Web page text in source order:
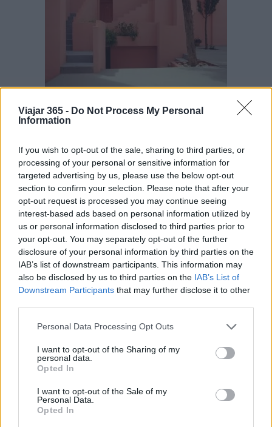
Viajar 365 - Do Not Process My Personal
Information
If you wish to opt-out of the sale, sharing to third parties, or
processing of your personal or sensitive information for
targeted advertising by us, please use the below opt-out
section to confirm your selection. Please note that after your
opt-out request is processed you may continue seeing
interest-based ads based on personal information utilized by
us or personal information disclosed to third parties prior to
your opt-out. You may separately opt-out of the further
disclosure of your personal information by third parties on the
IAB’s list of downstream participants. This information may
also be disclosed by us to third parties on the IAB’s List of
Downstream Participants that may further disclose it to other
Please note that this website/app uses one or more Google
not limited to your visit or usage behaviour. You may click to
grant or deny consent to Google and its third-party tags to
use your data for below specified purposes in below Google
consent section.
Personal Data Processing Opt Outs
I want to opt-out of the Sharing of my
personal data.
Opted In
I want to opt-out of the Sale of my
Personal Data.
Opted In
LEA TAMBIÉN
World Florida
Cómo se celebra Halloween en Francia
AUTOR
Redacción Viajar365.com